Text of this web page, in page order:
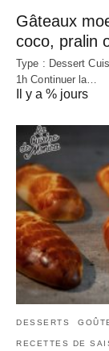
Gâteaux
coco, pralin
Type : Dessert
1h Continuer la…
Il y a % jours
DESSERTS
RECETTES DE